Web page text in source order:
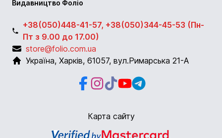
Видавництво Фоліо
+38(050)448-41-57, +38(050)344-45-53 (Пн-
Пт з 9.00 до 17.00)
store@folio.com.ua
Україна, Харків, 61057, вул.Римарська 21-А
Facebook
Instagram
Instagram
YoutubeTelegram
Карта сайту